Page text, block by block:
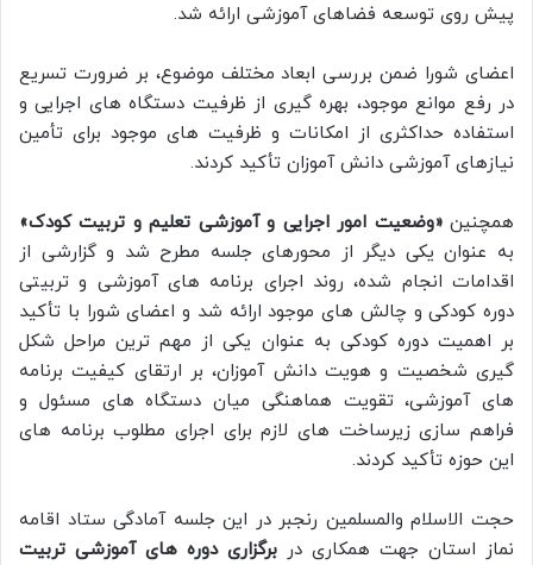
پیش روی توسعه فضاهای آموزشی ارائه شد.
اعضای شورا ضمن بررسی ابعاد مختلف موضوع، بر ضرورت تسریع
در رفع موانع موجود، بهره گیری از ظرفیت دستگاه های اجرایی و
استفاده حداکثری از امکانات و ظرفیت های موجود برای تأمین
نیازهای آموزشی دانش آموزان تأکید کردند.
همچنین«وضعیت امور اجرایی و آموزشی تعلیم و تربیت کودک»
به عنوان یکی دیگر از محورهای جلسه مطرح شد و گزارشی از
اقدامات انجام شده، روند اجرای برنامه های آموزشی و تربیتی
دوره کودکی و چالش های موجود ارائه شد و اعضای شورا با تأکید
بر اهمیت دوره کودکی به عنوان یکی از مهم ترین مراحل شکل
گیری شخصیت و هویت دانش آموزان، بر ارتقای کیفیت برنامه
های آموزشی، تقویت هماهنگی میان دستگاه های مسئول و
فراهم سازی زیرساخت های لازم برای اجرای مطلوب برنامه های
این حوزه تأکید کردند.
حجت الاسلام والمسلمین رنجبر در این جلسه آمادگی ستاد اقامه
نماز استان جهت همکاری در برگزاری دوره های آموزشی تربیت